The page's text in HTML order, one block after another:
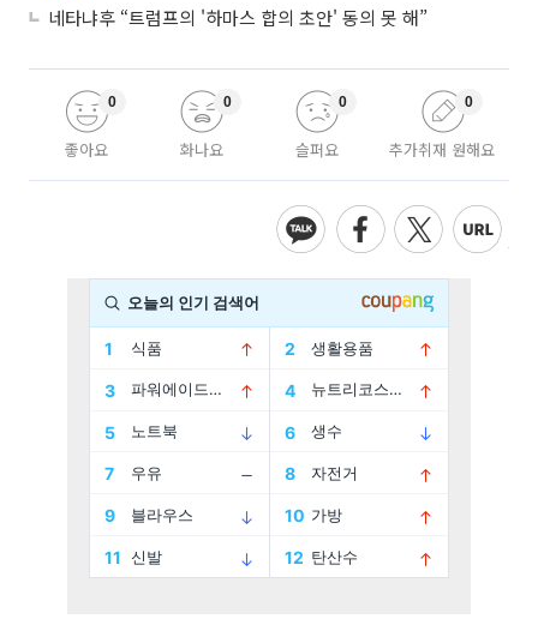
네타냐후 “트럼프의 '하마스 합의 초안' 동의 못 해”
좋아요
0
화나요
0
슬퍼요
0
추가취재 원해요
0